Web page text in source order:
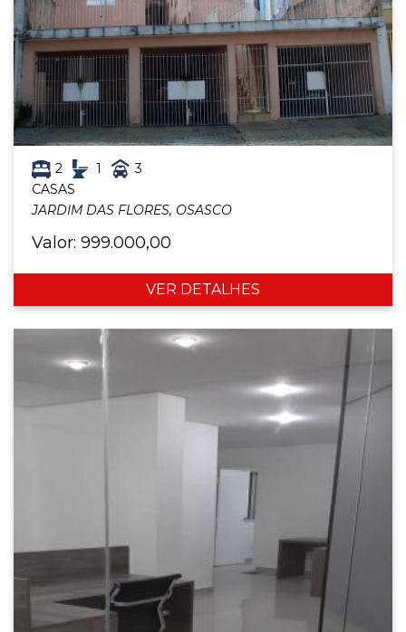
2 1
3
CASAS
JARDIM DAS FLORES, OSASCO
Valor: 999.000,00
VER DETALHES